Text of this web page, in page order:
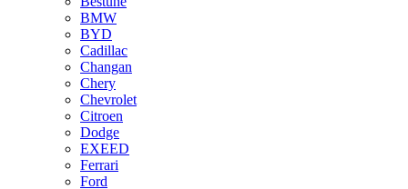
BMW
BYD
Cadillac
Changan
Chery
Chevrolet
Citroen
Dodge
EXEED
Ferrari
Ford